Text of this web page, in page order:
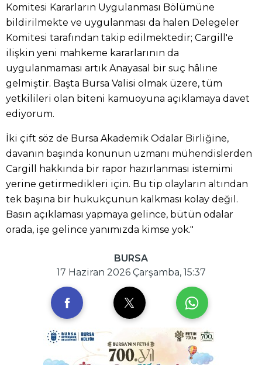
Komitesi Kararların Uygulanması Bölümüne
bildirilmekte ve uygulanması da halen Delegeler
Komitesi tarafından takip edilmektedir; Cargill'e
ilişkin yeni mahkeme kararlarının da
uygulanmaması artık Anayasal bir suç hâline
gelmiştir. Başta Bursa Valisi olmak üzere, tüm
yetkilileri olan biteni kamuoyuna açıklamaya davet
ediyorum.
İki çift söz de Bursa Akademik Odalar Birliğine,
davanın başında konunun uzmanı mühendislerden
Cargill hakkında bir rapor hazırlanması istemimi
yerine getirmedikleri için. Bu tip olayların altından
tek başına bir hukukçunun kalkması kolay değil.
Basın açıklaması yapmaya gelince, bütün odalar
orada, işe gelince yanımızda kimse yok."
BURSA
17 Haziran 2026 Çarşamba, 15:37